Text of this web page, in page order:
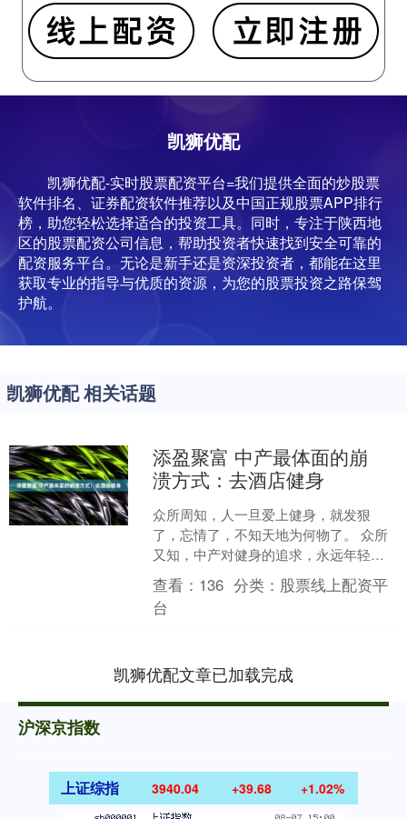
凯狮优配
凯狮优配-实时股票配资平台=我们提供全面的炒股票
软件排名、证券配资软件推荐以及中国正规股票APP排行
榜，助您轻松选择适合的投资工具。同时，专注于陕西地
区的股票配资公司信息，帮助投资者快速找到安全可靠的
配资服务平台。无论是新手还是资深投资者，都能在这里
获取专业的指导与优质的资源，为您的股票投资之路保驾
护航。
凯狮优配 相关话题
添盈聚富 中产最体面的崩
溃方式：去酒店健身
众所周知，人一旦爱上健身，就发狠
了，忘情了，不知天地为何物了。 众所
又知，中产对健身的追求，永远年轻，
永远下一站—— 重要的不是肌肉，而是
展示肌肉的场景。 而在....
查看： 136 分类： 股票线上配资平
台
凯狮优配文章已加载完成
沪深京指数
上证综指 3940.04 +39.68 +1.02%